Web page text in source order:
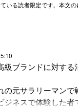
いる読者限定です。本文の
級ブランドに対す
の元サラリーマン
ネスで体験した者